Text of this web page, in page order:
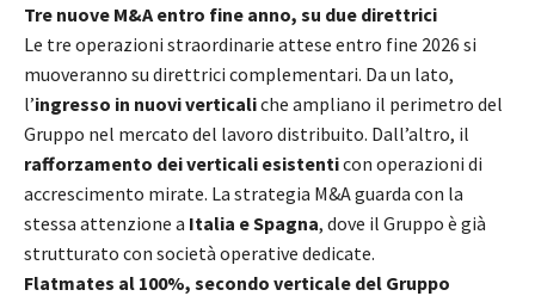
Tre nuove M&A entro fine anno, su due direttrici
Le tre operazioni straordinarie attese entro fine 2026 si
muoveranno su direttrici complementari. Da un lato,
l’ingresso in nuovi verticaliche ampliano il perimetro del
Gruppo nel mercato del lavoro distribuito. Dall’altro, il
rafforzamento dei verticali esistenticon operazioni di
accrescimento mirate. La strategia M&A guarda con la
stessa attenzione a Italia e Spagna, dove il Gruppo è già
strutturato con società operative dedicate.
Flatmates al 100%, secondo verticale del Gruppo